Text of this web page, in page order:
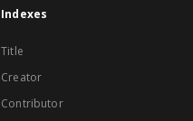
Indexes
Title
Creator
Contributor